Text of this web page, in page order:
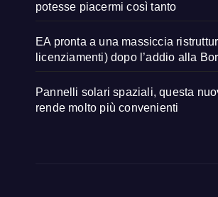
potesse piacermi così tanto
EA pronta a una massiccia
licenziamenti) dopo l’addio alla
Pannelli solari spaziali, questa
rende molto più convenienti